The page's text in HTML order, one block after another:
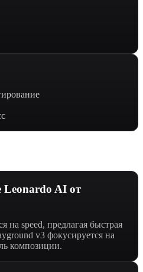
Leonardo AI от
на speed, предлагая быстрая
v3 фокусируется на
композиции.